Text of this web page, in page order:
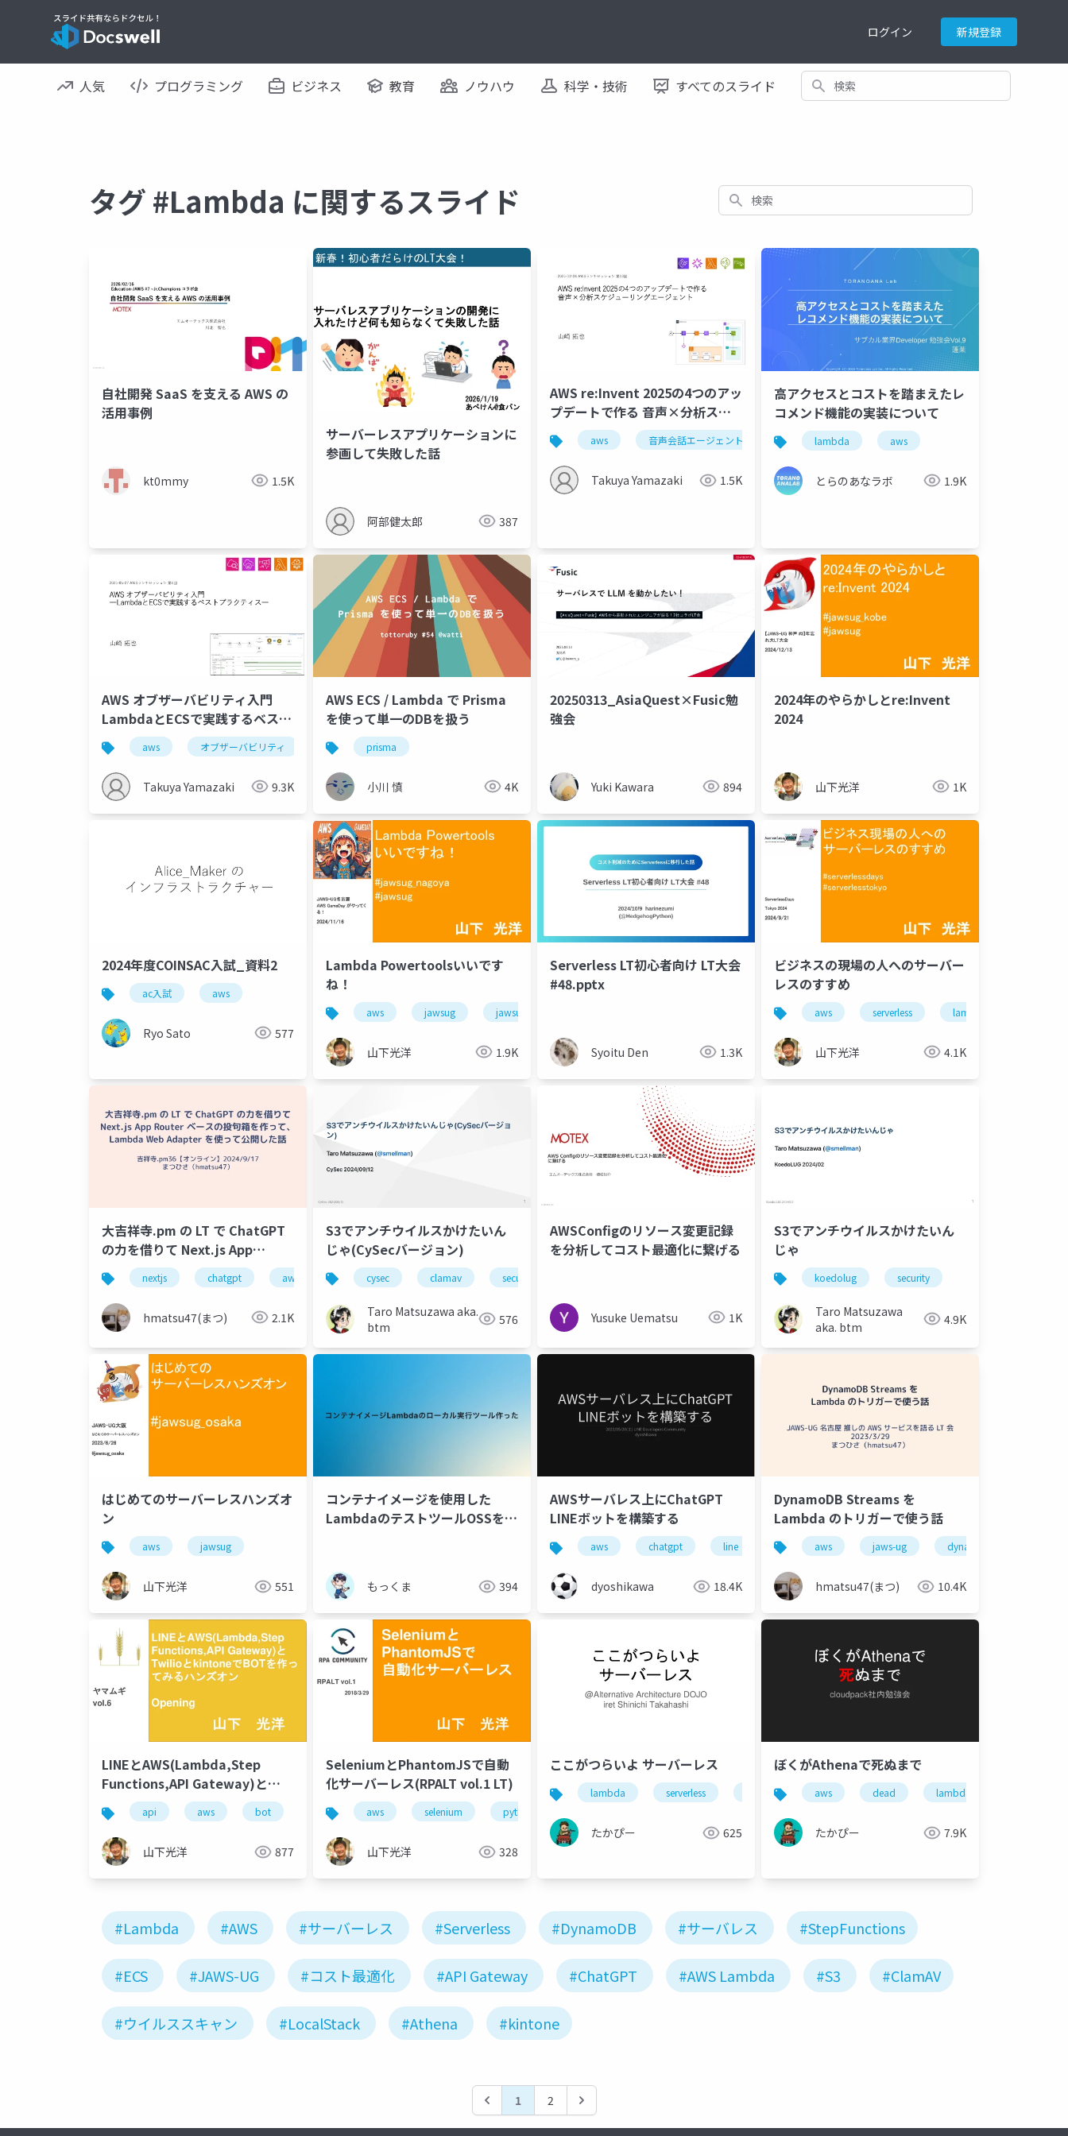
ログイン 新規登録
人気 プログラミング ビジネス 教育 ノウハウ 科学・技術 すべてのスライド 検索
タグ #Lambda に関するスライド 検索
自社開発 SaaS を支える AWS の
活用事例
kt0mmy 1.5K
サーバーレスアプリケーションに
参画して失敗した話
阿部健太郎 387
AWS re:Invent 2025の4つのアッ
プデートで作る 音声×分析スケ
ジューリングエージェント
aws 音声会話エージェント lambda durable functions
Takuya Yamazaki 1.5K
高アクセスとコストを踏まえたレ
コメンド機能の実装について
lambda aws
とらのあなラボ 1.9K
AWS オブザーバビリティ入門
LambdaとECSで実践するベスト
プラクティス
aws オブザーバビリティ aws x-ray
Takuya Yamazaki 9.3K
AWS ECS / Lambda で Prisma
を使って単一のDBを扱う
prisma
小川 慎 4K
20250313_AsiaQuest×Fusic勉
強会
Yuki Kawara 894
2024年のやらかしとre:Invent
2024
山下光洋 1K
2024年度COINSAC入試_資料2
ac入試 aws
Ryo Sato 577
Lambda Powertoolsいいです
ね！
aws jawsug jawsug_nagoya
山下光洋 1.9K
Serverless LT初心者向け LT大会
#48.pptx
Syoitu Den 1.3K
ビジネスの現場の人へのサーバー
レスのすすめ
aws serverless lambda
山下光洋 4.1K
大吉祥寺.pm の LT で ChatGPT
の力を借りて Next.js App
Router ベースの投句箱を作っ
て、 Lambda Web Adapter を
使って公開した話
nextjs chatgpt aws lambda
hmatsu47(まつ) 2.1K
S3でアンチウイルスかけたいん
じゃ(CySecバージョン)
cysec clamav security
Taro Matsuzawa aka.
btm
576
AWSConfigのリソース変更記録
を分析してコスト最適化に繋げる
Yusuke Uematsu 1K
S3でアンチウイルスかけたいん
じゃ
koedolug security
Taro Matsuzawa
aka. btm
4.9K
はじめてのサーバーレスハンズオ
ン
aws jawsug
山下光洋 551
コンテナイメージを使用した
LambdaのテストツールOSSを作
もっくま 394
AWSサーバレス上にChatGPT
LINEボットを構築する
aws chatgpt line lambda apigateway dynamodb
dyoshikawa 18.4K
DynamoDB Streams を
Lambda のトリガーで使う話
aws jaws-ug dynamodb
hmatsu47(まつ) 10.4K
LINEとAWS(Lambda,Step
Functions,API Gateway)と
TwilioとkintoneでBOTを作って
みるハンズオン(yamamugi
vol.6)
api aws bot lambda line twilio kintone
山下光洋 877
SeleniumとPhantomJSで自動
化サーバーレス(RPALT vol.1 LT)
aws selenium python
山下光洋 328
ここがつらいよ サーバーレス
lambda serverless aadojo
たかぴー 625
ぼくがAthenaで死ぬまで
aws dead lambda
たかぴー 7.9K
#Lambda #AWS #サーバーレス #Serverless #DynamoDB #サーバレス #StepFunctions
#ECS #JAWS-UG #コスト最適化 #API Gateway #ChatGPT #AWS Lambda #S3 #ClamAV
#ウイルススキャン #LocalStack #Athena #kintone
1 2